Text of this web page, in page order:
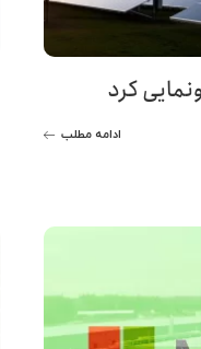
ادامه مطلب